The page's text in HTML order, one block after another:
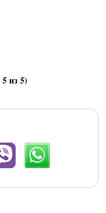
5из 5)